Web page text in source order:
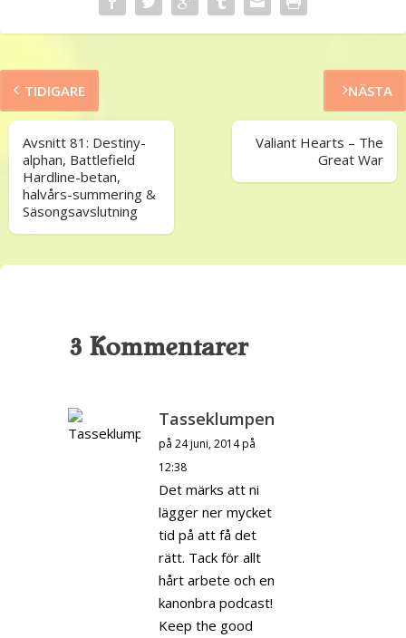
TIDIGARE
Avsnitt 81: Destiny-
alphan, Battlefield
Hardline-betan,
halvårs-summering &
Säsongsavslutning
NÄSTA
Valiant Hearts – The
Great War
3 Kommentarer
Tasseklumpen
på 24 juni, 2014 på
12:38
Det märks att ni
lägger ner mycket
tid på att få det
rätt. Tack för allt
hårt arbete och en
kanonbra podcast!
Keep the good